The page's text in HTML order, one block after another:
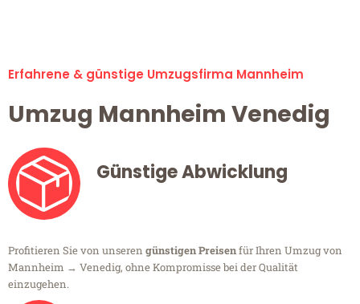
Erfahrene & günstige Umzugsfirma Mannheim
Umzug Mannheim Venedig
Günstige Abwicklung
Profitieren Sie von unseren günstigen Preisenfür Ihren Umzug von
Mannheim → Venedig, ohne Kompromisse bei der Qualität
einzugehen.